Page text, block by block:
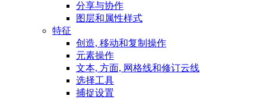
分享与协作
图层和属性样式
特征
创造, 移动和复制操作
元素操作
文本, 方面, 网格线和修订云线
选择工具
捕捉设置